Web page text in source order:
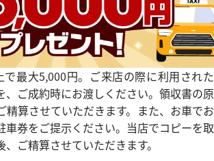
最大5,000円。ご来店の際に利用された
、ご成約時にお渡しください。領収書の原
精算させていただきます。また、お車でお
車券をご提示ください。当店でコピーを取
ご精算させていただきます。